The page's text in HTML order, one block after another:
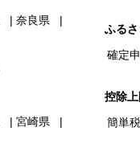
奈良県
宮崎県
ふる
確定
控除
簡単